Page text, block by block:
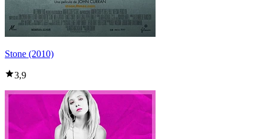
Stone (2010)
3,9